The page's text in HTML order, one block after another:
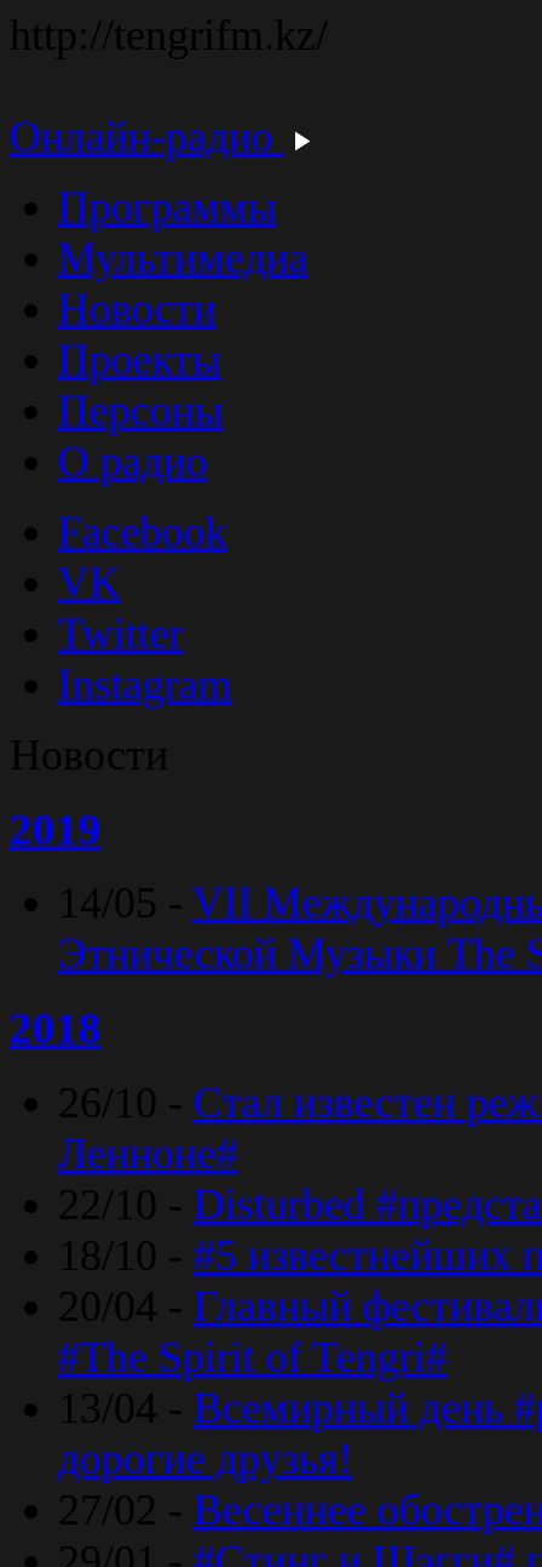
http://tengrifm.kz/
Онлайн-радио
Программы
Мультимедиа
Новости
Проекты
Персоны
О радио
Facebook
VK
Twitter
Instagram
Новости
2019
14/05 - VII
Этнической Музыки The
2018
26/10 - Стал известен
Ленноне#
22/10 - Disturbed
18/10 - #5 известнейших
20/04 - Главный
#The Spirit of Tengri#
13/04 - Всемирный день
дорогие друзья!
27/02 - Весеннее